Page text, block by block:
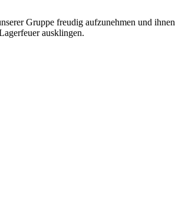
Gruppe freudig aufzunehmen und
ausklingen.